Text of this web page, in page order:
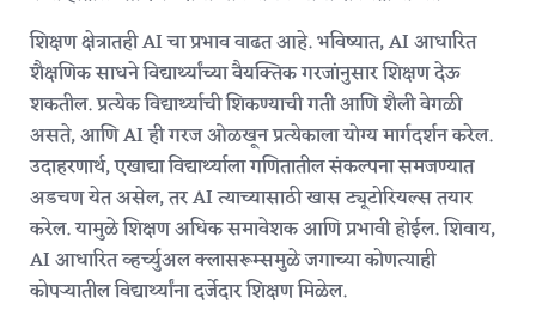
शिक्षण क्षेत्रातही AI चा प्रभाव वाढत आहे. भविष्यात, AI आधारित
शैक्षणिक साधने विद्यार्थ्यांच्या वैयक्तिक गरजांनुसार शिक्षण देऊ
शकतील. प्रत्येक विद्यार्थ्याची शिकण्याची गती आणि शैली वेगळी
असते, आणि AI ही गरज ओळखून प्रत्येकाला योग्य मार्गदर्शन करेल.
उदाहरणार्थ, एखाद्या विद्यार्थ्याला गणितातील संकल्पना समजण्यात
अडचण येत असेल, तर AI त्याच्यासाठी खास ट्यूटोरियल्स तयार
करेल. यामुळे शिक्षण अधिक समावेशक आणि प्रभावी होईल. शिवाय,
AI आधारित व्हर्च्युअल क्लासरूम्समुळे जगाच्या कोणत्याही
कोपऱ्यातील विद्यार्थ्यांना दर्जेदार शिक्षण मिळेल.